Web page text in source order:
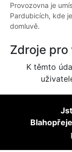
Provozovna je
Pardubicích, kde
domluvě.
Zdroje
K těmto